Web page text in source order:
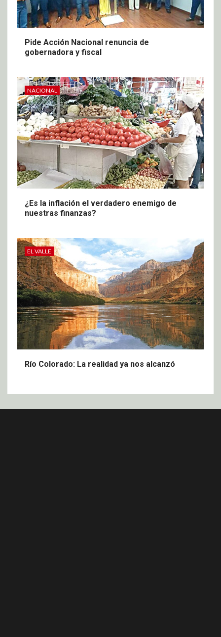
Pide Acción Nacional renuncia de
gobernadora y fiscal
NACIONAL
¿Es la inflación el verdadero enemigo de
nuestras finanzas?
EL VALLE
Río Colorado: La realidad ya nos alcanzó